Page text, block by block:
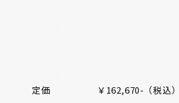
定価
￥162,670-（税込）